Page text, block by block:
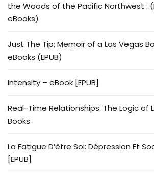
the Woods of the Pacific Northwest :
eBooks)
Just The Tip: Memoir of a Las Vegas
eBooks (EPUB)
Intensity – eBook [EPUB]
Real-Time Relationships: The Logic of
Books
La Fatigue D’être Soi: Dépression Et
[EPUB]